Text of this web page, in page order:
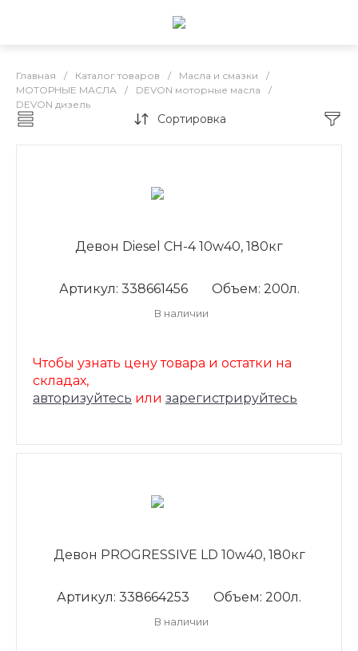
Главная / Каталог товаров / Масла и смазки
/
МОТОРНЫЕ МАСЛА
/ DEVON моторные масла
/
DEVON дизель
DEVON дизель
Сортировка
Девон Diesel CH-4 10w40, 180кг
Артикул: 338661456 Объем: 200л.
В наличии
Чтобы узнать цену товара и остатки на
складах,
авторизуйтесь или зарегистрируйтесь
Девон PROGRESSIVE LD 10w40, 180кг
Артикул: 338664253 Объем: 200л.
В наличии